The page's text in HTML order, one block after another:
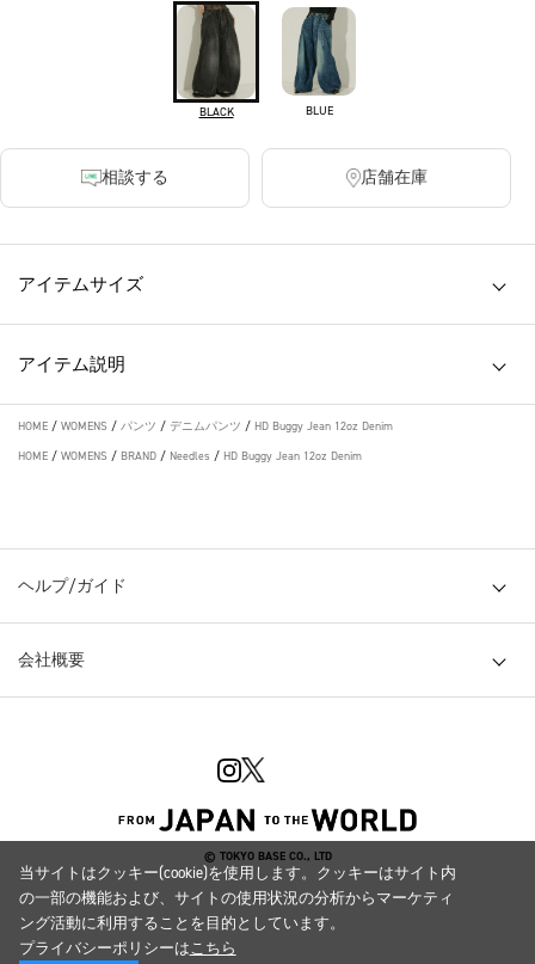
BLACK BLUE
相談する 店舗在庫
アイテムサイズ
アイテム説明
HOME / WOMENS / パンツ / デニムパンツ / HD Buggy Jean 12oz Denim
HOME / WOMENS / BRAND / Needles / HD Buggy Jean 12oz Denim
ヘルプ/ガイド
会社概要
© TOKYO BASE CO., LTD
当サイトはクッキー(cookie)を使用します。クッキーはサイト内
の一部の機能および、サイトの使用状況の分析からマーケティ
ング活動に利用することを目的としています。
プライバシーポリシーはこちら